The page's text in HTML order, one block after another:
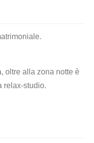
oltre alla zona notte è
relax-studio.